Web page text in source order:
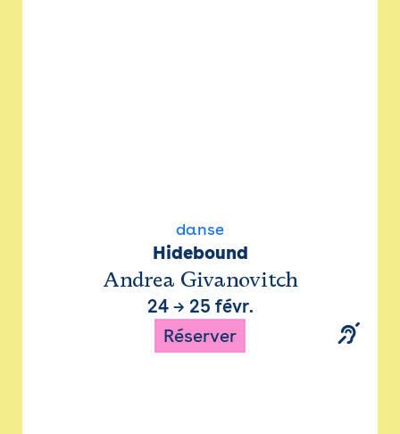
danse
Hidebound
Andrea Givanovitch
24→ 25 févr.
Réserver